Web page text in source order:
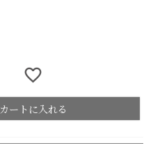
カートに入れる